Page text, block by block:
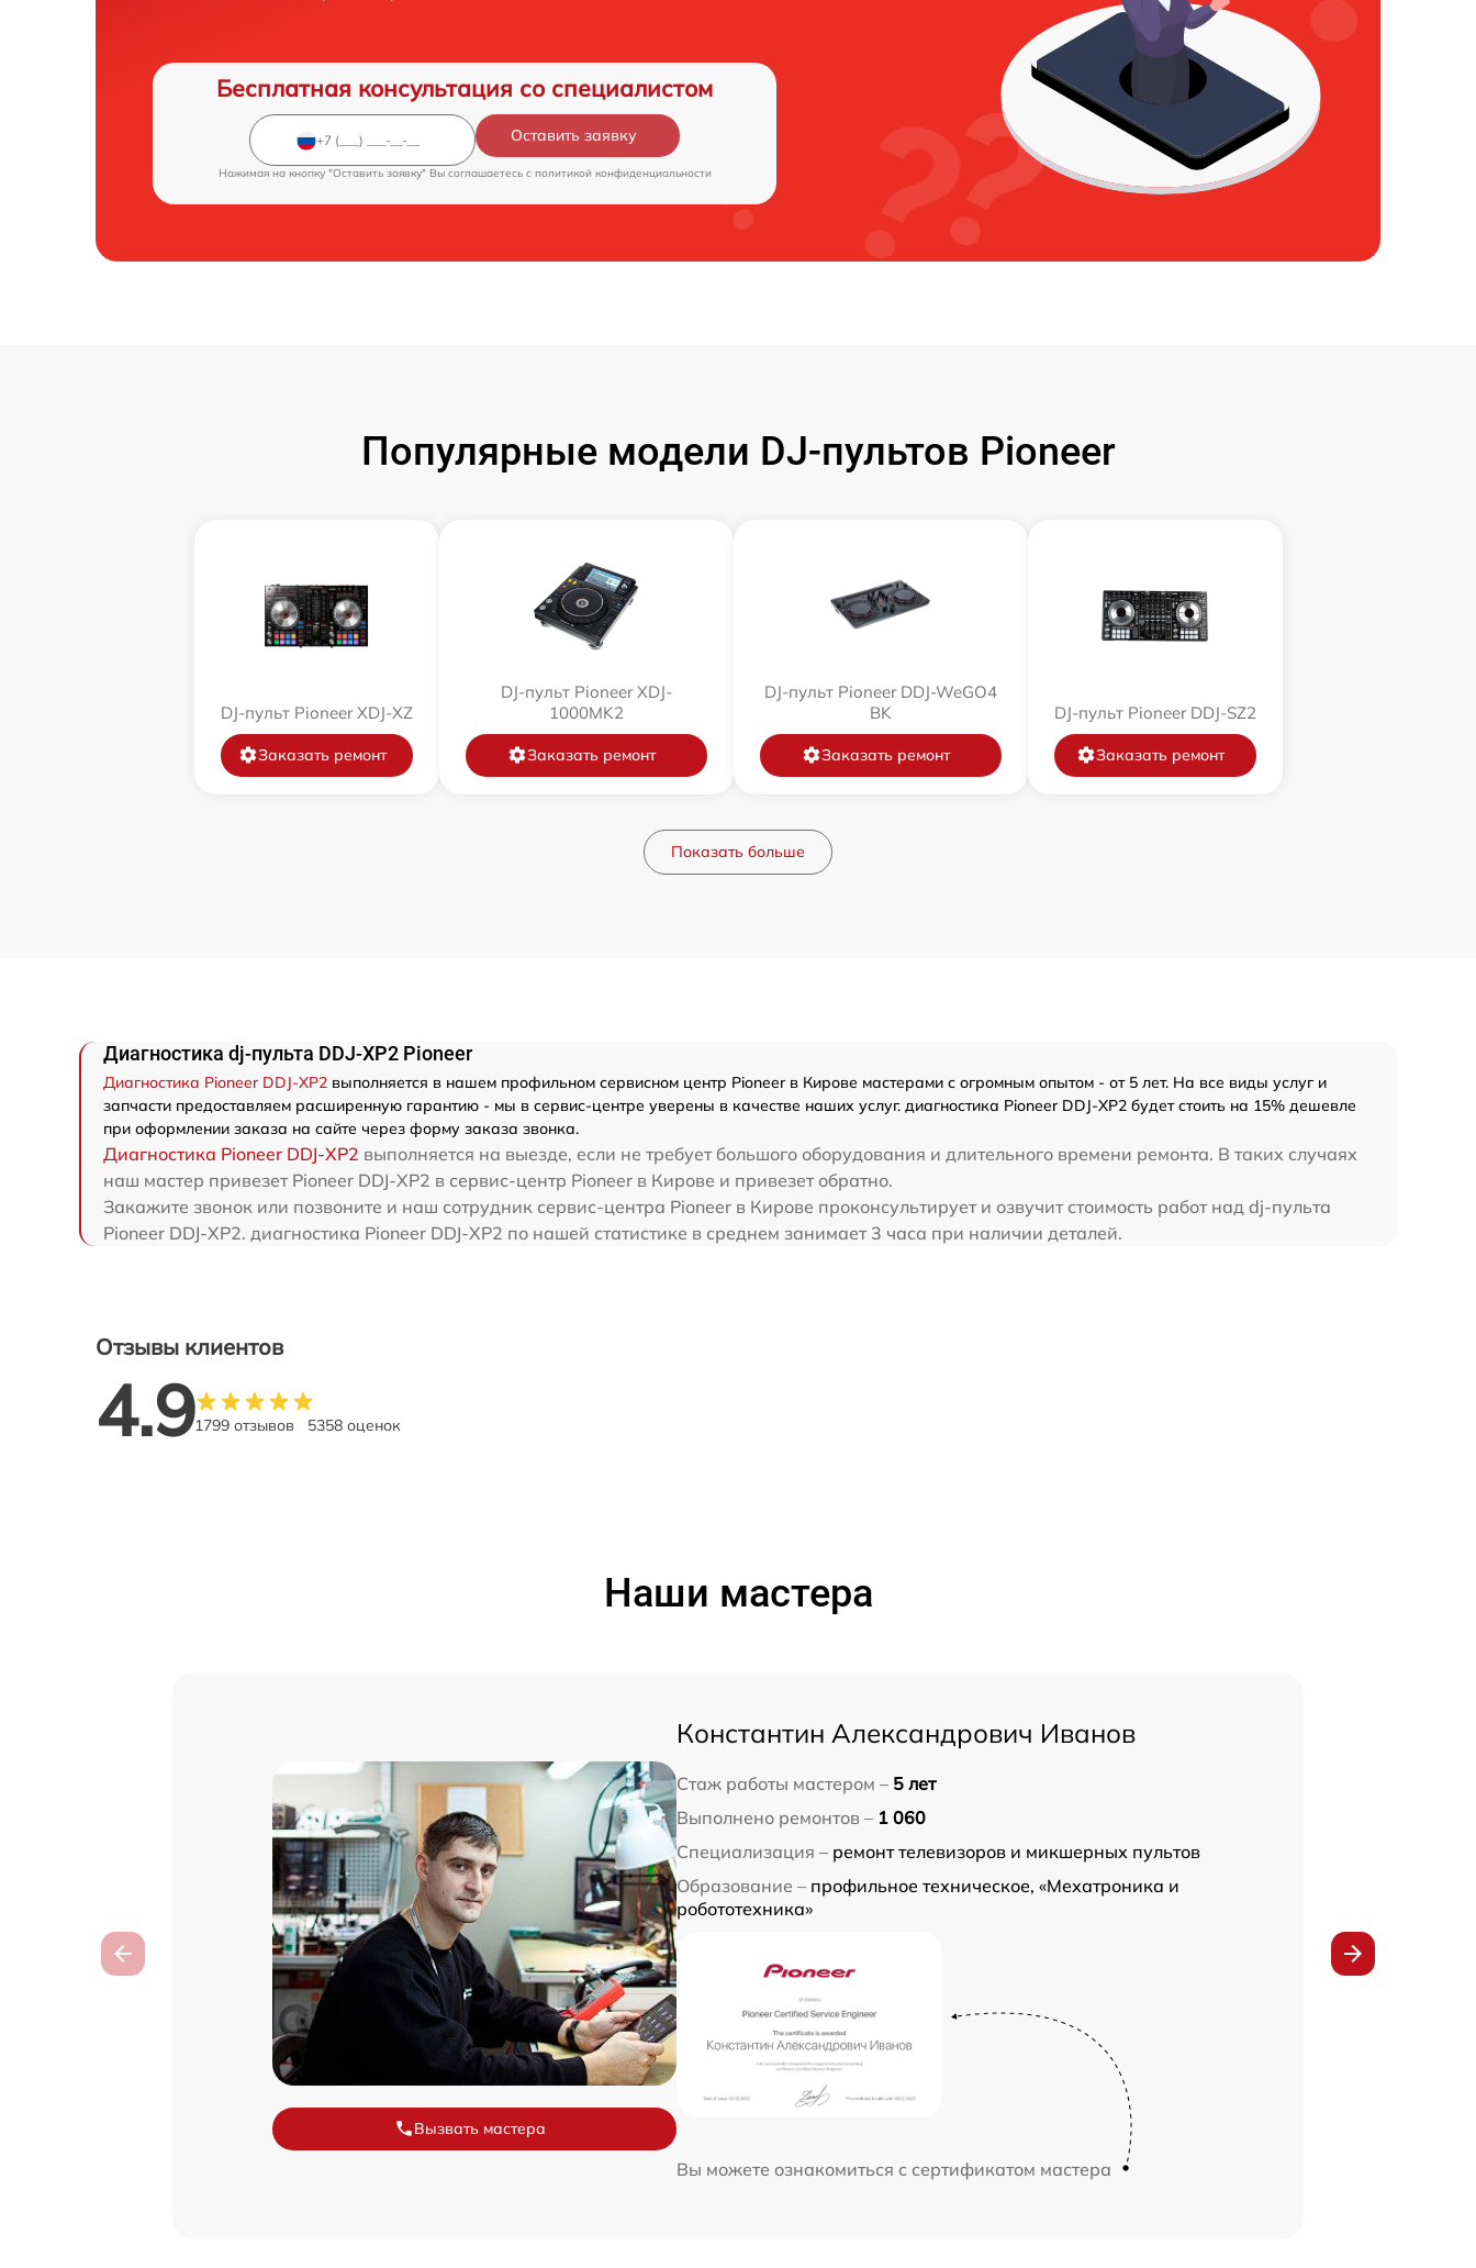
Бесплатная консультация со специалистом
Оставить заявку
Нажимая на кнопку "Оставить заявку" Вы соглашаетесь c политикой конфиденциальности
Популярные модели DJ-пультов Pioneer
DJ-пульт Pioneer XDJ-XZ
Заказать ремонт
DJ-пульт Pioneer XDJ-
1000MK2
Заказать ремонт
DJ-пульт Pioneer DDJ-WeGO4
BK
Заказать ремонт
DJ-пульт Pioneer DDJ-SZ2
Заказать ремонт
Показать больше
Диагностика dj-пульта DDJ-XP2 Pioneer
Диагностика Pioneer DDJ-XP2 выполняется в нашем профильном сервисном центр Pioneer в Кирове мастерами с огромным опытом - от 5 лет. На все виды услуг и
запчасти предоставляем расширенную гарантию - мы в сервис-центре уверены в качестве наших услуг. диагностика Pioneer DDJ-XP2 будет стоить на 15% дешевле
при оформлении заказа на сайте через форму заказа звонка.
Диагностика Pioneer DDJ-XP2 выполняется на выезде, если не требует большого оборудования и длительного времени ремонта. В таких случаях
наш мастер привезет Pioneer DDJ-XP2 в сервис-центр Pioneer в Кирове и привезет обратно.
Закажите звонок или позвоните и наш сотрудник сервис-центра Pioneer в Кирове проконсультирует и озвучит стоимость работ над dj-пульта
Pioneer DDJ-XP2. диагностика Pioneer DDJ-XP2 по нашей статистике в среднем занимает 3 часа при наличии деталей.
Отзывы клиентов
4.91799 отзывов 5358 оценок
Наши мастера
Вызвать мастера
Константин Александрович Иванов
Стаж работы мастером – 5 лет
Выполнено ремонтов – 1 060
Специализация – ремонт телевизоров и микшерных пультов
Образование – профильное техническое, «Мехатроника и
робототехника»
Вы можете ознакомиться с сертификатом мастера